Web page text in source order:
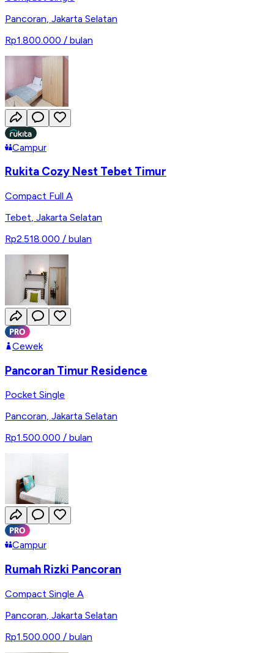
Pancoran Jakarta Selatan
Rp1.800.000 / bulan
Campur
Rukita Cozy Nest Tebet Timur
Compact Full A
Tebet, Jakarta Selatan
Rp2.518.000 / bulan
Cewek
Pancoran Timur Residence
Pocket Single
Pancoran, Jakarta Selatan
Rp1.500.000 / bulan
Campur
Rumah Rizki Pancoran
Compact Single A
Pancoran, Jakarta Selatan
Rp1.500.000 / bulan